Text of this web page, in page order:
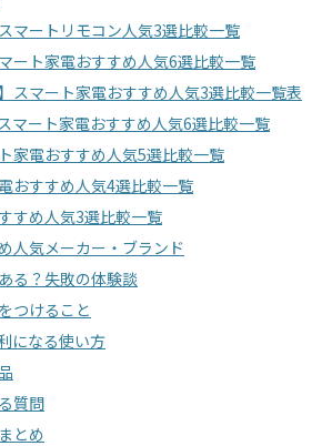
マートリモコン人気3選比較一覧
ート家電おすすめ人気6選比較一覧
スマート家電おすすめ人気3選比較一覧表
マート家電おすすめ人気6選比較一覧
家電おすすめ人気5選比較一覧
おすすめ人気4選比較一覧
すめ人気3選比較一覧
人気メーカー・ブランド
る？失敗の体験談
つけること
になる使い方
質問
とめ